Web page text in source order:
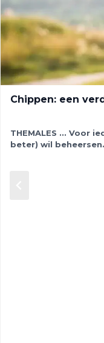
Chippen: een
THEMALES ... Voor
beter) wil beheersen.